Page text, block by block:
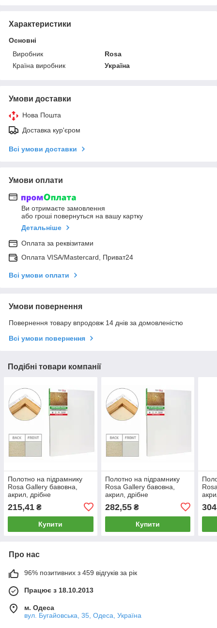
Характеристики
Основні
Виробник
Rosa
Країна виробник
Україна
Умови доставки
Нова Пошта
Доставка кур'єром
Всі умови доставки
Умови оплати
Ви отримаєте замовлення
або гроші повернуться на вашу картку
Детальніше
Оплата за реквізитами
Оплата VISA/Mastercard, Приват24
Всі умови оплати
Умови повернення
Повернення товару впродовж 14 днів за домовленістю
Всі умови повернення
Подібні товари компанії
Полотно на підрамнику
Rosa Gallery бавовна,
акрил, дрібне
215,41 ₴
Купити
Полотно на підрамнику
Rosa Gallery бавовна,
акрил, дрібне
282,55₴
Купити
Про нас
96% позитивних з 459 відгуків за рік
Працює з 18.10.2013
м. Одеса
вул. Бугайовська, 35, Одеса, Україна